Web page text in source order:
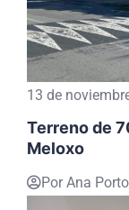
13 de
Terreno de
Meloxo
Por Ana Porto